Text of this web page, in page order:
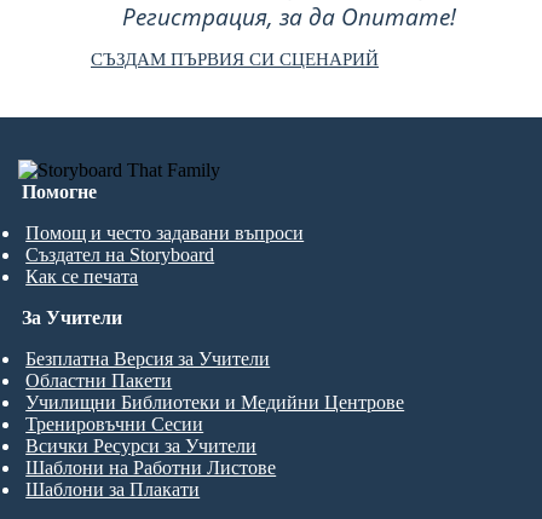
Регистрация, за да Опитате!
СЪЗДАМ ПЪРВИЯ СИ СЦЕНАРИЙ
Помогне
Помощ и често задавани въпроси
Създател на Storyboard
Как се печата
За Учители
Безплатна Версия за Учители
Областни Пакети
Училищни Библиотеки и Медийни Центрове
Тренировъчни Сесии
Всички Ресурси за Учители
Шаблони на Работни Листове
Шаблони за Плакати